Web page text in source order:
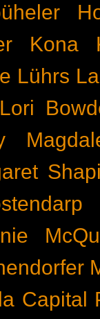
Kona
Lührs
Lori
Capital